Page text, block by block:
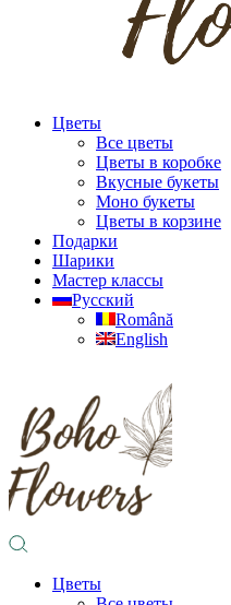
Цветы
Все цветы
Цветы в коробке
Вкусные букеты
Моно букеты
Цветы в корзине
Подарки
Шарики
Мастер классы
Русский
Română
English
Цветы